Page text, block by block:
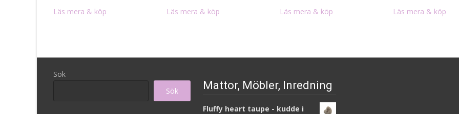
Läs mera & köp Läs mera & köp Läs mera & köp Läs mera & köp
Sök
Sök
Mattor, Möbler, Inredning
Fluffy heart taupe - kudde i